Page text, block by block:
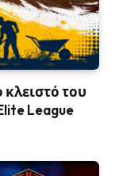
κλειστό του
League